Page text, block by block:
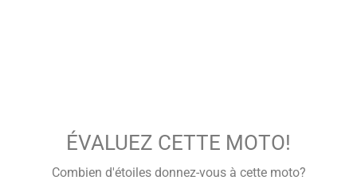
ÉVALUEZ CETTE MOTO!
Combien d'étoiles donnez-vous à cette moto?